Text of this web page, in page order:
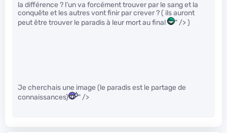
la différence ? l’un va forcément trouver par le sang et la
conquête et les autres vont finir par crever ? ( ils auront
peut être trouver le paradis à leur mort au final
" /> )
Je cherchais une image (le paradis est le partage de
connaissances)
" />